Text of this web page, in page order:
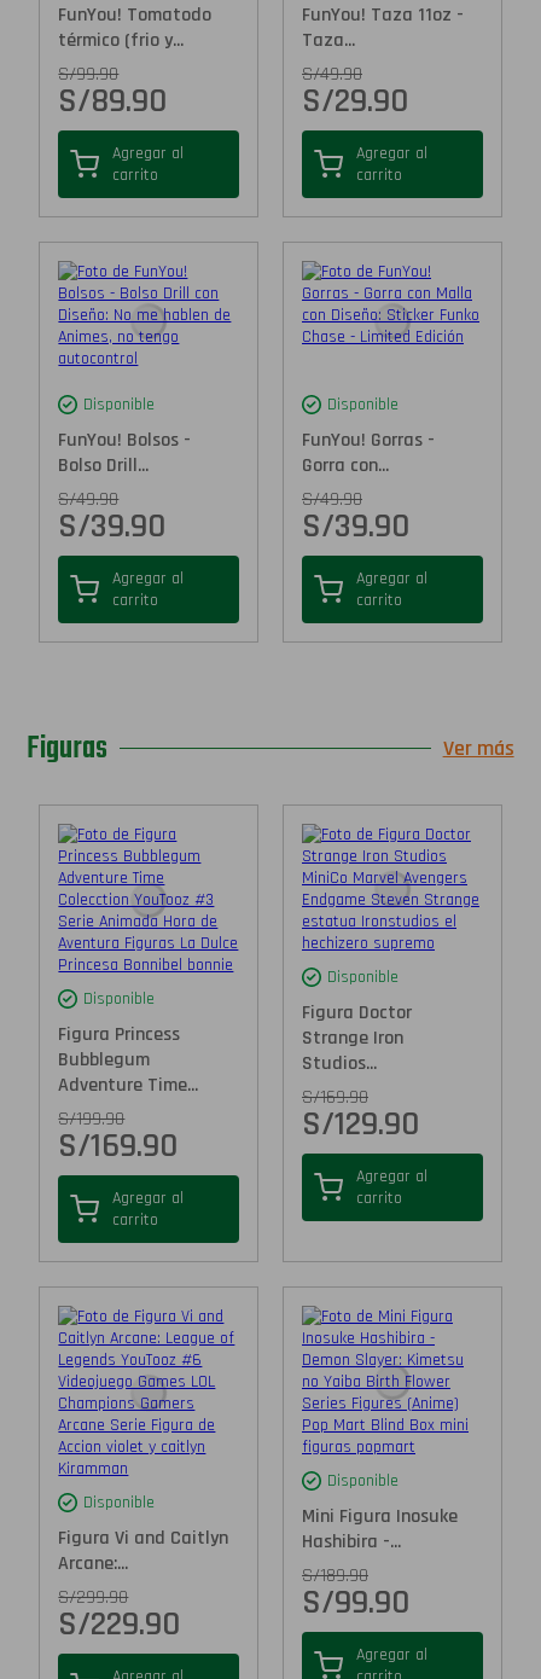
FunYou! Tomatodo
térmico (frio y...
S/99.90
S/89.90
Agregar al
carrito
FunYou! Taza 11oz -
Taza...
S/49.90
S/29.90
Agregar al
carrito
Disponible
FunYou! Bolsos -
Bolso Drill...
S/49.90
S/39.90
Agregar al
carrito
Disponible
FunYou! Gorras -
Gorra con...
S/49.90
S/39.90
Agregar al
carrito
Figuras Ver más
Disponible
Figura Princess
Bubblegum
Adventure Time...
S/199.90
S/169.90
Agregar al
carrito
Disponible
Figura Doctor
Strange Iron
Studios...
S/169.90
S/129.90
Agregar al
carrito
Disponible
Figura Vi and Caitlyn
Arcane:...
S/299.90
S/229.90
Disponible
Mini Figura Inosuke
Hashibira -...
S/189.90
S/99.90
Agregar al